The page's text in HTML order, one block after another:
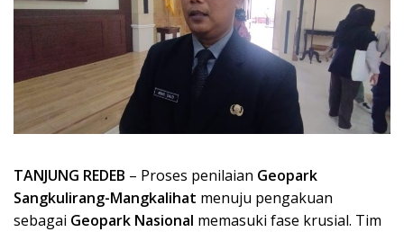
TANJUNG REDEB – Proses penilaian Geopark
Sangkulirang-Mangkalihat menuju pengakuan
sebagai Geopark Nasional memasuki fase krusial. Tim